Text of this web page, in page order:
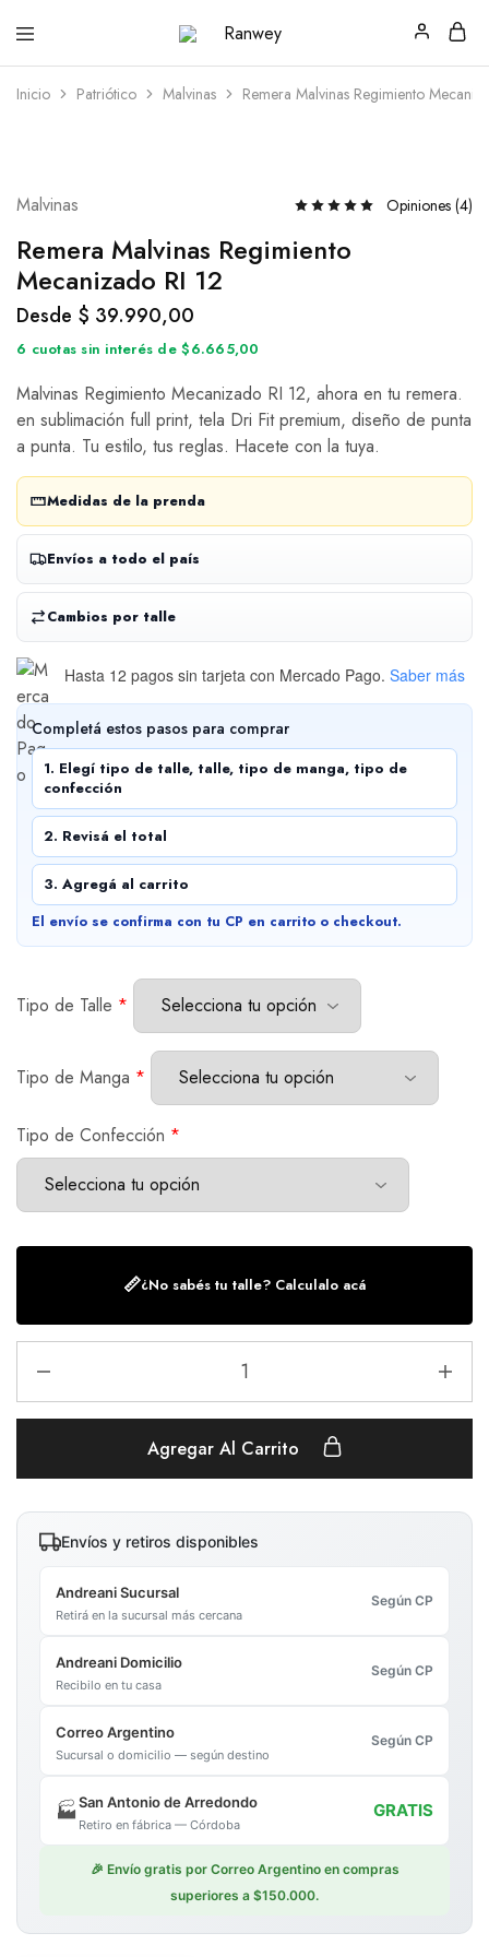
Ranwey
|
Estilo,
Estilo,
Diseño
Inicio Patriótico Malvinas Remera Malvinas Regimiento
Malvinas Opiniones (4)
Remera Malvinas Regimiento
Mecanizado RI 12
Desde $ 39.990,00
6 cuotas sin interés de $6.665,00
Malvinas Regimiento Mecanizado RI 12, ahora en tu remera.
en sublimación full print, tela Dri Fit premium, diseño de punta
a punta. Tu estilo, tus reglas. Hacete con la tuya.
Medidas de la prenda
Envíos a todo el país
Cambios por talle
Hasta 12 pagos sin tarjeta con Mercado Pago. Saber más
Completá estos pasos para comprar
1. Elegí tipo de talle, talle, tipo de manga, tipo de
confección
2. Revisá el total
3. Agregá al carrito
El envío se confirma con tu CP en carrito o checkout.
Tipo de Talle *
Tipo de Manga *
Tipo de Confección *
📏¿No sabés tu talle? Calculalo acá
Agregar Al Carrito
Envíos y retiros disponibles
Andreani Sucursal
Retirá en la sucursal más cercana
Según CP
Andreani Domicilio
Recibilo en tu casa
Según CP
Correo Argentino
Sucursal o domicilio — según destino
Según CP
🏭San Antonio de Arredondo
Retiro en fábrica — Córdoba
GRATIS
🎉 Envío gratis por Correo Argentino en compras
superiores a $150.000.